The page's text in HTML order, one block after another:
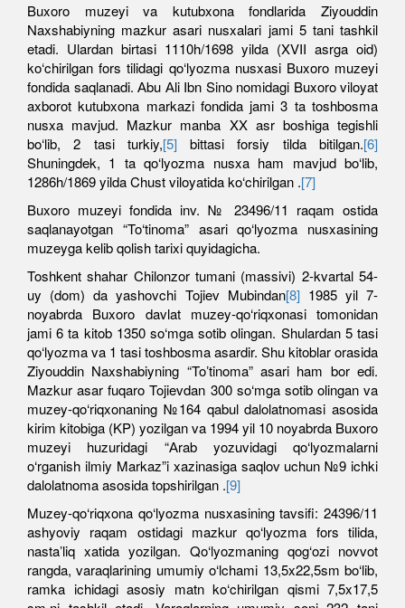
Buxoro muzeyi va kutubxona fondlarida Ziyouddin
Naxshabiyning mazkur asari nusxalari jami 5 tani tashkil
etadi. Ulardan birtasi 1110h/1698 yilda (XVII asrga oid)
ko‘chirilgan fors tilidagi qo‘lyozma nusxasi Buxoro muzeyi
fondida saqlanadi. Аbu Аli Ibn Sino nomidagi Buxoro viloyat
axborot kutubxona markazi fondida jami 3 ta toshbosma
nusxa mavjud. Mazkur manba XX asr boshiga tegishli
bo‘lib, 2 tasi turkiy,[5]bittasi forsiy tilda bitilgan.[6]
Shuningdek, 1 ta qo‘lyozma nusxa ham mavjud bo‘lib,
1286h/1869 yilda Chust viloyatida ko‘chirilgan .[7]
Buxoro muzeyi fondida inv. № 23496/11 raqam ostida
saqlanayotgan “To‘tinoma” asari qo‘lyozma nusxasining
muzeyga kelib qolish tarixi quyidagicha.
Toshkent shahar Chilonzor tumani (massivi) 2-kvartal 54-
uy (dom) da yashovchi Tojiev Mubindan[8]1985 yil 7-
noyabrda Buxoro davlat muzey-qo‘riqxonasi tomonidan
jami 6 ta kitob 1350 so‘mga sotib olingan. Shulardan 5 tasi
qo‘lyozma va 1 tasi toshbosma asardir. Shu kitoblar orasida
Ziyouddin Naxshabiyning “Toʼtinoma” asari ham bor edi.
Mazkur asar fuqaro Tojievdan 300 so‘mga sotib olingan va
muzey-qo‘riqxonaning №164 qabul dalolatnomasi asosida
kirim kitobiga (KP) yozilgan va 1994 yil 10 noyabrda Buxoro
muzeyi huzuridagi “Аrab yozuvidagi qo‘lyozmalarni
o‘rganish ilmiy Markaz”i xazinasiga saqlov uchun №9 ichki
dalolatnoma asosida topshirilgan .[9]
Muzey-qo‘riqxona qo‘lyozma nusxasining tavsifi: 24396/11
ashyoviy raqam ostidagi mazkur qo‘lyozma fors tilida,
nastaʼliq xatida yozilgan. Qo‘lyozmaning qog‘ozi novvot
rangda, varaqlarining umumiy o‘lchami 13,5x22,5sm bo‘lib,
ramka ichidagi asosiy matn ko‘chirilgan qismi 7,5x17,5